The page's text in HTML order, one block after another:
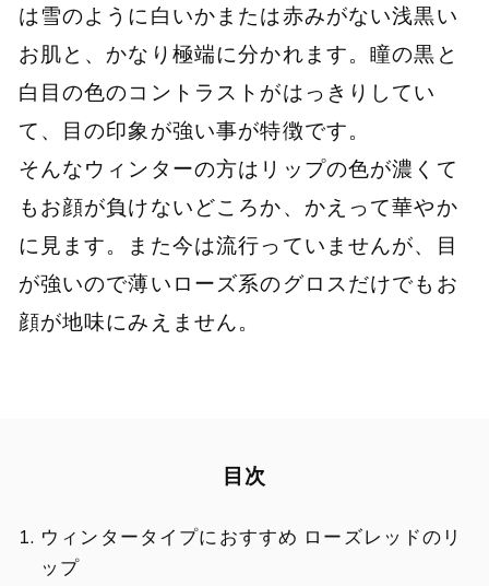
は雪のように白いかまたは赤みがない浅黒い
お肌と、かなり極端に分かれます。瞳の黒と
白目の色のコントラストがはっきりしてい
て、目の印象が強い事が特徴です。
そんなウィンターの方はリップの色が濃くて
もお顔が負けないどころか、かえって華やか
に見ます。また今は流行っていませんが、目
が強いので薄いローズ系のグロスだけでもお
顔が地味にみえません。
目次
ウィンタータイプにおすすめ ローズレッドのリ
ップ